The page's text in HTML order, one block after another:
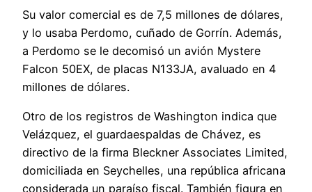
Su valor comercial es de 7,5 millones de dólares,
y lo usaba Perdomo, cuñado de Gorrín. Además,
a Perdomo se le decomisó un avión Mystere
Falcon 50EX, de placas N133JA, avaluado en 4
millones de dólares.
Otro de los registros de Washington indica que
Velázquez, el guardaespaldas de Chávez, es
directivo de la firma Bleckner Associates Limited,
domiciliada en Seychelles, una república africana
considerada un paraíso fiscal. También figura en